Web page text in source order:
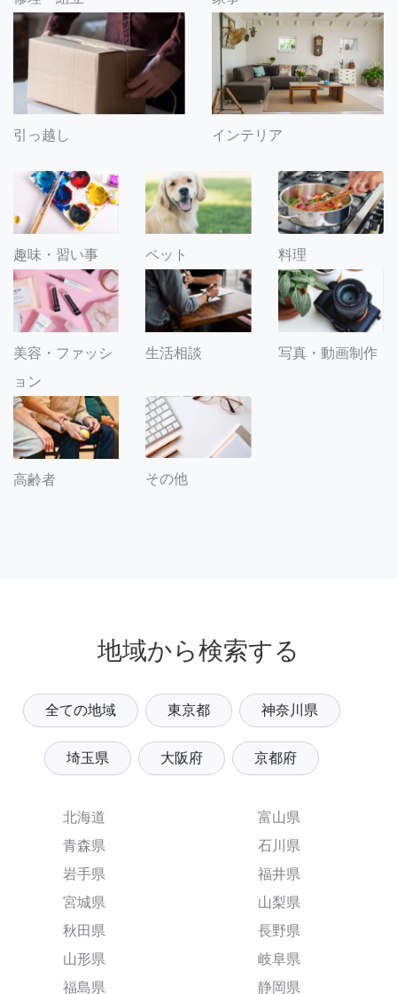
引っ越し インテリア
趣味・習い事 ペット 料理
美容・ファッシ
ョン
生活相談 写真・動画制作
高齢者 その他
地域から検索する
全ての地域 東京都 神奈川県
埼玉県 大阪府 京都府
北海道
青森県
岩手県
宮城県
秋田県
山形県
福島県
富山県
石川県
福井県
山梨県
長野県
岐阜県
静岡県